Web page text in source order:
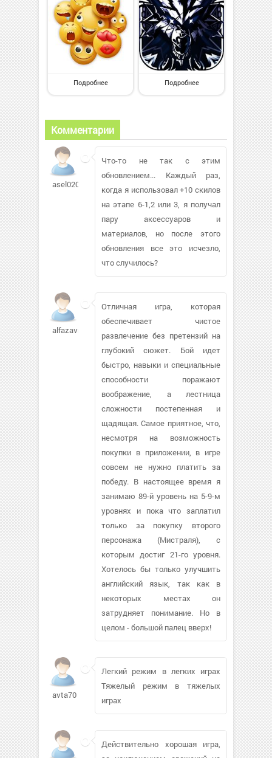
Подробнее Подробнее
Комментарии
asel02010492
Что-то не так с этим
обновлением... Каждый раз,
когда я использовал +10 скилов
на этапе 6-1,2 или 3, я получал
пару аксессуаров и
материалов, но после этого
обновления все это исчезло,
что случилось?
alfazavr9107
Отличная игра, которая
обеспечивает чистое
развлечение без претензий на
глубокий сюжет. Бой идет
быстро, навыки и специальные
способности поражают
воображение, а лестница
сложности постепенная и
щадящая. Самое приятное, что,
несмотря на возможность
покупки в приложении, в игре
совсем не нужно платить за
победу. В настоящее время я
занимаю 89-й уровень на 5-9-м
уровнях и пока что заплатил
только за покупку второго
персонажа (Мистраля), с
которым достиг 21-го уровня.
Хотелось бы только улучшить
английский язык, так как в
некоторых местах он
затрудняет понимание. Но в
целом - большой палец вверх!
avta70
Легкий режим в легких играх
Тяжелый режим в тяжелых
играх
Действительно хорошая игра,